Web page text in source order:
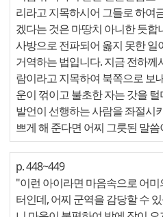
리라고 지목하시어 그들로 하여
겠다는 것은 마땅치 아니한 듯합
사방으로 전파되어 옳지 못한
거역하는 법입니다. 지금 전하
람이라고 지목하여 북쪽으로 보
운이 꺾이고 불초한 자는 갓을
발언이 선행하는 사람을 좌절시
쁘게 해 준다면 어찌 그릇된 말
p. 448~449
"이런 아이라면 마음속으로 어
터인데, 어찌 군역을 감당할 수